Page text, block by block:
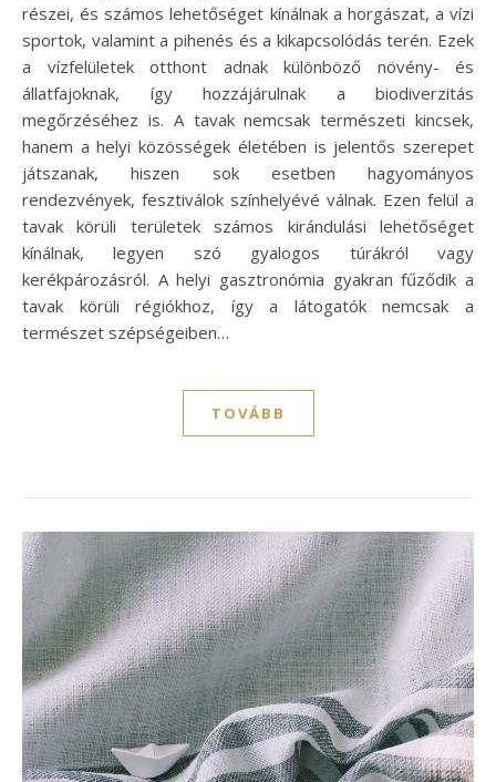
részei, és számos lehetőséget kínálnak a horgászat, a vízi
sportok, valamint a pihenés és a kikapcsolódás terén. Ezek
a vízfelületek otthont adnak különböző növény- és
állatfajoknak, így hozzájárulnak a biodiverzitás
megőrzéséhez is. A tavak nemcsak természeti kincsek,
hanem a helyi közösségek életében is jelentős szerepet
játszanak, hiszen sok esetben hagyományos
rendezvények, fesztiválok színhelyévé válnak. Ezen felül a
tavak körüli területek számos kirándulási lehetőséget
kínálnak, legyen szó gyalogos túrákról vagy
kerékpározásról. A helyi gasztronómia gyakran fűződik a
tavak körüli régiókhoz, így a látogatók nemcsak a
természet szépségeiben…
TOVÁBB